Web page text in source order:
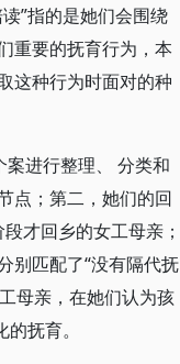
”指的是她们会围绕
重要的抚育行为，本
这种行为时面对的种
进行整理、 分类和
点；第二，她们的回
才回乡的女工母亲；
别匹配了“没有隔代抚
母亲，在她们认为孩
抚育。